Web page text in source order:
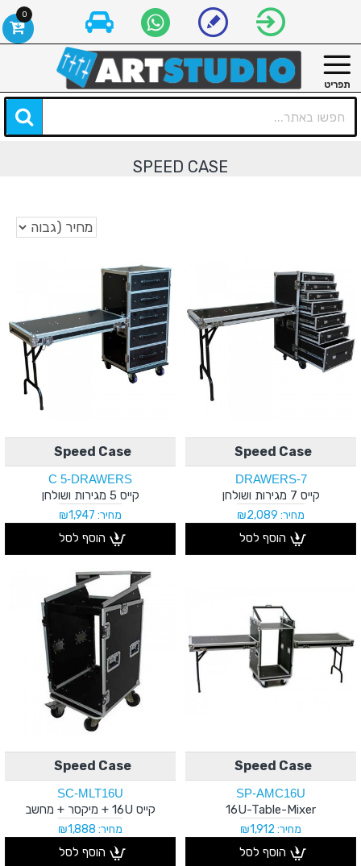
SPEED CASE
Speed Case
7-DRAWERS
קייס 7 מגירות ושולחן
מחיר: ₪2,089
הוסף לסל
Speed Case
C 5-DRAWERS
קייס 5 מגירות ושולחן
מחיר: ₪1,947
הוסף לסל
Speed Case
SP-AMC16U
16U-Table-Mixer
מחיר: ₪1,912
הוסף לסל
Speed Case
SC-MLT16U
קייס 16U + מיקסר + מחשב
מחיר: ₪1,888
הוסף לסל
0